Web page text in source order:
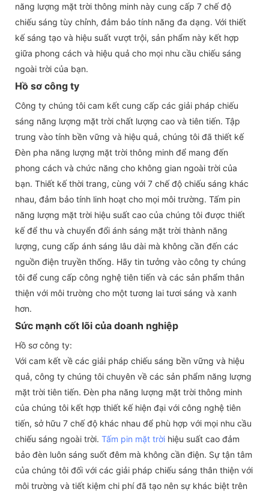
năng lượng mặt trời thông minh này cung cấp 7 chế độ
chiếu sáng tùy chỉnh, đảm bảo tính năng đa dạng. Với thiết
kế sáng tạo và hiệu suất vượt trội, sản phẩm này kết hợp
giữa phong cách và hiệu quả cho mọi nhu cầu chiếu sáng
ngoài trời của bạn.
Hồ sơ công ty
Công ty chúng tôi cam kết cung cấp các giải pháp chiếu
sáng năng lượng mặt trời chất lượng cao và tiên tiến. Tập
trung vào tính bền vững và hiệu quả, chúng tôi đã thiết kế
Đèn pha năng lượng mặt trời thông minh để mang đến
phong cách và chức năng cho không gian ngoài trời của
bạn. Thiết kế thời trang, cùng với 7 chế độ chiếu sáng khác
nhau, đảm bảo tính linh hoạt cho mọi môi trường. Tấm pin
năng lượng mặt trời hiệu suất cao của chúng tôi được thiết
kế để thu và chuyển đổi ánh sáng mặt trời thành năng
lượng, cung cấp ánh sáng lâu dài mà không cần đến các
nguồn điện truyền thống. Hãy tin tưởng vào công ty chúng
tôi để cung cấp công nghệ tiên tiến và các sản phẩm thân
thiện với môi trường cho một tương lai tươi sáng và xanh
hơn.
Sức mạnh cốt lõi của doanh nghiệp
Hồ sơ công ty:
Với cam kết về các giải pháp chiếu sáng bền vững và hiệu
quả, công ty chúng tôi chuyên về các sản phẩm năng lượng
mặt trời tiên tiến. Đèn pha năng lượng mặt trời thông minh
của chúng tôi kết hợp thiết kế hiện đại với công nghệ tiên
tiến, sở hữu 7 chế độ khác nhau để phù hợp với mọi nhu cầu
chiếu sáng ngoài trời. Tấm pin mặt trời hiệu suất cao đảm
bảo đèn luôn sáng suốt đêm mà không cần điện. Sự tận tâm
của chúng tôi đối với các giải pháp chiếu sáng thân thiện với
môi trường và tiết kiệm chi phí đã tạo nên sự khác biệt trên